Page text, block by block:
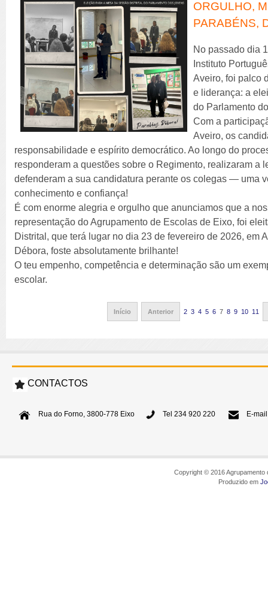
ORGULHO,
PARABÉNS,
No passado dia
Instituto
Aveiro, foi palco
e liderança: a
do Parlamento
Com a
Aveiro, os
responsabilidade e espírito democrático. Ao longo do
responderam a questões sobre o Regimento, realizaram a
defenderam a sua candidatura perante os colegas — uma
conhecimento e confiança!
É com enorme alegria e orgulho que anunciamos que a
representação do Agrupamento de Escolas de Eixo, foi
Distrital, que terá lugar no dia 23 de fevereiro de 2026, em
Débora, foste absolutamente brilhante!
O teu empenho, competência e determinação são um
escolar.
Início Anterior 2 3 4 5 6 7 8 9 10 11
CONTACTOS
Rua do Forno, 3800-778 Eixo Tel 234 920 220 E-
Copyright © 2016
Produzido em